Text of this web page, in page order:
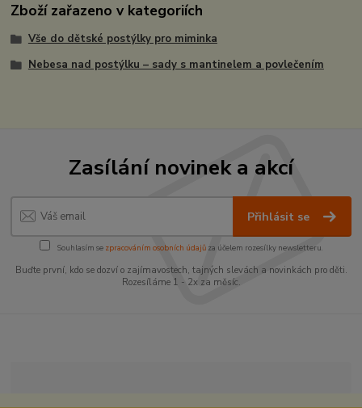
Zboží zařazeno v kategoriích
Vše do dětské postýlky pro miminka
Nebesa nad postýlku – sady s mantinelem a povlečením
Zasílání novinek a akcí
Přihlásit se
Souhlasím se zpracováním osobních údajůza účelem rozesílky newsletteru.
Buďte první, kdo se dozví o zajímavostech, tajných slevách a novinkách pro děti.
Rozesíláme 1 - 2x za měsíc.